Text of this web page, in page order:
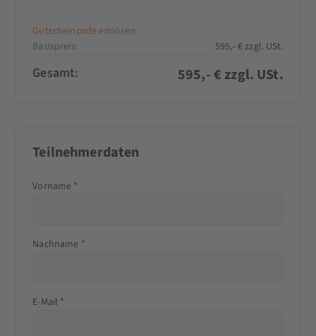
Gutscheincode einlösen
Basispreis:
595,- € zzgl. USt.
Gesamt: 595,- € zzgl. USt.
Teilnehmerdaten
Vorname *
Nachname *
E-Mail *